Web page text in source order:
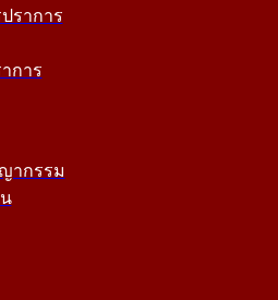
ราการ
การ
ากรรม